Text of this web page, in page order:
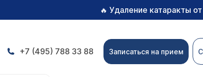
🔥 Удаление катаракты
+7 (495) 788 33 88 Записаться на прием